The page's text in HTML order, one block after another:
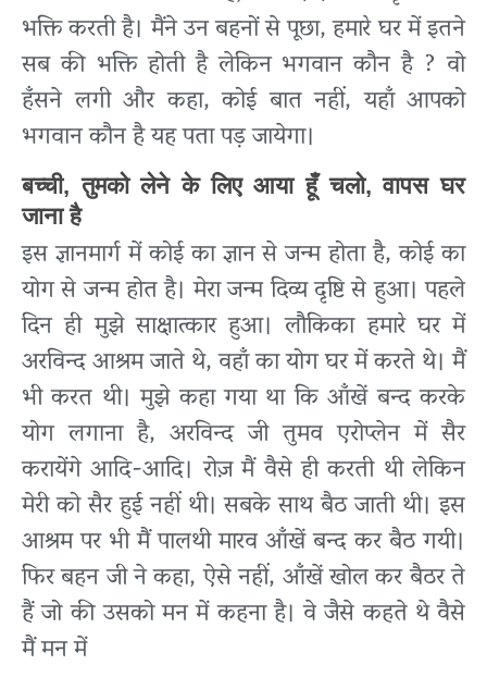
भक्ति करती है। मैंने उन बहनों से पूछा, हमारे घर में इतने
सब की भक्ति होती है लेकिन भगवान कौन है ? वो
हँसने लगी और कहा, कोई बात नहीं, यहाँ आपको
भगवान कौन है यह पता पड़ जायेगा।
बच्ची, तुमको लेने के लिए आया हूँ चलो, वापस घर
जाना है
इस ज्ञानमार्ग में कोई का ज्ञान से जन्म होता है, कोई का
योग से जन्म होत है। मेरा जन्म दिव्य दृष्टि से हुआ। पहले
दिन ही मुझे साक्षात्कार हुआ। लौकिका हमारे घर में
अरविन्द आश्रम जाते थे, वहाँ का योग घर में करते थे। मैं
भी करत थी। मुझे कहा गया था कि आँखें बन्द करके
योग लगाना है, अरविन्द जी तुमव एरोप्लेन में सैर
करायेंगे आदि-आदि। रोज़ मैं वैसे ही करती थी लेकिन
मेरी को सैर हुई नहीं थी। सबके साथ बैठ जाती थी। इस
आश्रम पर भी मैं पालथी मारव आँखें बन्द कर बैठ गयी।
फिर बहन जी ने कहा, ऐसे नहीं, आँखें खोल कर बैठर ते
हैं जो की उसको मन में कहना है। वे जैसे कहते थे वैसे
मैं मन में